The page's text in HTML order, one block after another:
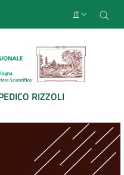
IT
RIZZOLI